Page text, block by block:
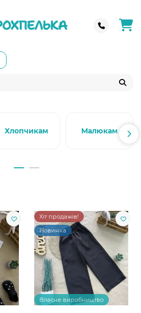
Хлопчикам Малюкам
Хіт продажів!
Новинка
Власне виробництво